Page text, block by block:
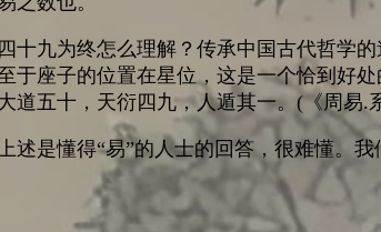
四十九为终怎么理解？传承中国古代哲学
于座子的位置在星位，这是一个恰到好
道五十，天衍四九，人遁其一。(《周易.
述是懂得“易”的人士的回答，很难懂。